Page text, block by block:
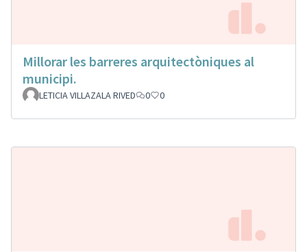
Millorar les barreres arquitectòniques al
municipi.
LETICIA VILLAZALA RIVED 0 0